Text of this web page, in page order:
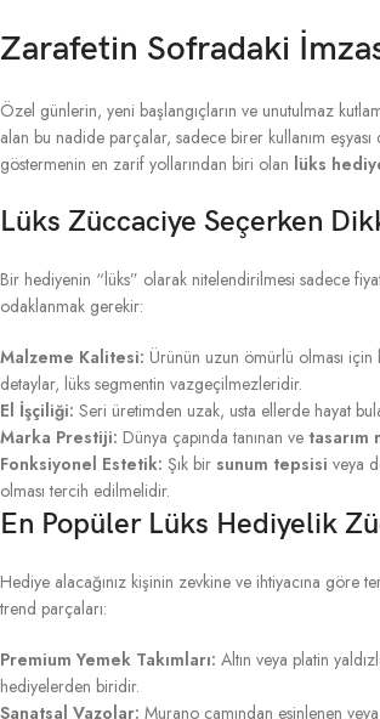
Zarafetin Sofradaki
Özel günlerin, yeni başlangıçların ve unutulmaz
alan bu nadide parçalar, sadece birer kullanım
göstermenin en zarif yollarından biri olan lüks
Lüks Züccaciye Seçerken
Bir hediyenin “lüks” olarak nitelendirilmesi sadece
odaklanmak gerekir:
Malzeme Kalitesi: Ürünün uzun ömürlü olması
detaylar, lüks segmentin vazgeçilmezleridir.
El İşçiliği: Seri üretimden uzak, usta ellerde hayat
Marka Prestiji: Dünya çapında tanınan ve tasarım
Fonksiyonel Estetik: Şık bir sunum tepsisi veya
olması tercih edilmelidir.
En Popüler Lüks Hediyelik
Hediye alacağınız kişinin zevkine ve ihtiyacına göre
trend parçaları:
Premium Yemek Takımları: Altın veya platin
hediyelerden biridir.
Sanatsal Vazolar: Murano camından esinlenen